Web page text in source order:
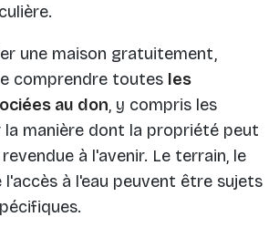
une maison gratuitement,
comprendre toutes les
au don, y compris les
manière dont la propriété peut
à l'avenir. Le terrain, le
l'accès à l'eau peuvent être sujets